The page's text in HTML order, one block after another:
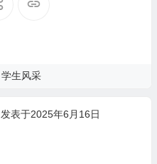
学生风采
发表于2025年6月16日